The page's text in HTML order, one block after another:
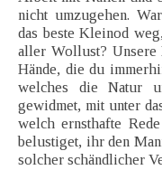
nicht umzugehen.
das beste Kleinod
aller Wollust? Unsere
Hände, die du
welches die Natur
gewidmet, mit unter
welch ernsthafte
belustiget, ihr den
solcher schändlicher